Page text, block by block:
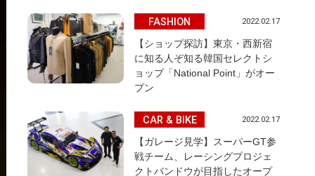
FASHION 2022.02.17
【ショップ探訪】東京・西新宿
に知る人ぞ知る韓国セレクトシ
ョップ「National Point」がオー
プン
CAR & BIKE 2022.02.17
【ガレージ見学】スーパーGT参
戦チーム、レーシングプロジェ
クトバンドウが目指したオープ